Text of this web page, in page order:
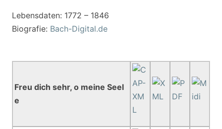
Lebensdaten: 1772 – 1846
Biografie: Bach-Digital.de
Freu dich sehr, o meine Seel
e